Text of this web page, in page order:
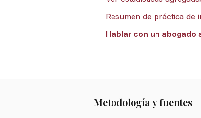
Resumen de práctica de
Hablar con un abogado
Metodología y fuentes